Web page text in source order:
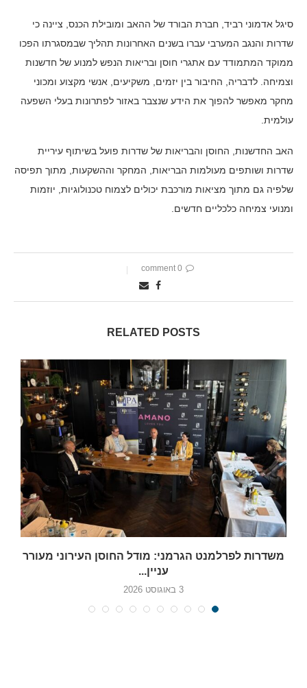
סיגל אדמוני רביד, חברת הבורד של ההאב ומובילת הכנס, ציינה כי
שדרות והנגב המערבי עברו בשנים האחרונות תהליך שבמסגרתו הפכו
ממוקד המתמודד עם אתגרי חוסן ובריאות הנפש למנוע של חדשנות
וצמיחה. לדבריה, החיבור בין יזמים, משקיעים, אנשי מקצוע ומכוני
מחקר מאפשר להפוך את הידע שנצבר באזור לפתרונות בעלי השפעה
עולמית.
האב החדשנות, החוסן והבריאות של שדרות פועל בשיתוף עיריית
שדרות ושותפים מעולמות הבריאות, המחקר וההשקעות, מתוך תפיסה
שלפיה גם מתוך מציאות מורכבת יכולים לצמוח טכנולוגיות, יוזמות
ומנועי צמיחה כלכליים חדשים.
0 comment
RELATED POSTS
משדרות לפרלמנט הגרמני: מודל החוסן העירוני מעורר
עניין...
3 באוגוסט 2026